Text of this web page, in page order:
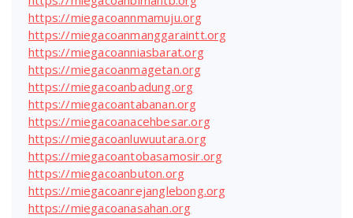
https://miegacoannmamuju.org
https://miegacoanmanggaraintt.org
https://miegacoanniasbarat.org
https://miegacoanmagetan.org
https://miegacoanbadung.org
https://miegacoantabanan.org
https://miegacoanacehbesar.org
https://miegacoanluwuutara.org
https://miegacoantobasamosir.org
https://miegacoanbuton.org
https://miegacoanrejanglebong.org
https://miegacoanasahan.org